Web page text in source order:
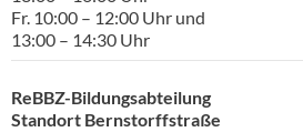
Fr. 10:00 – 12:00 Uhr und
13:00 – 14:30 Uhr
ReBBZ-Bildungsabteilung
Standort Bernstorffstraße